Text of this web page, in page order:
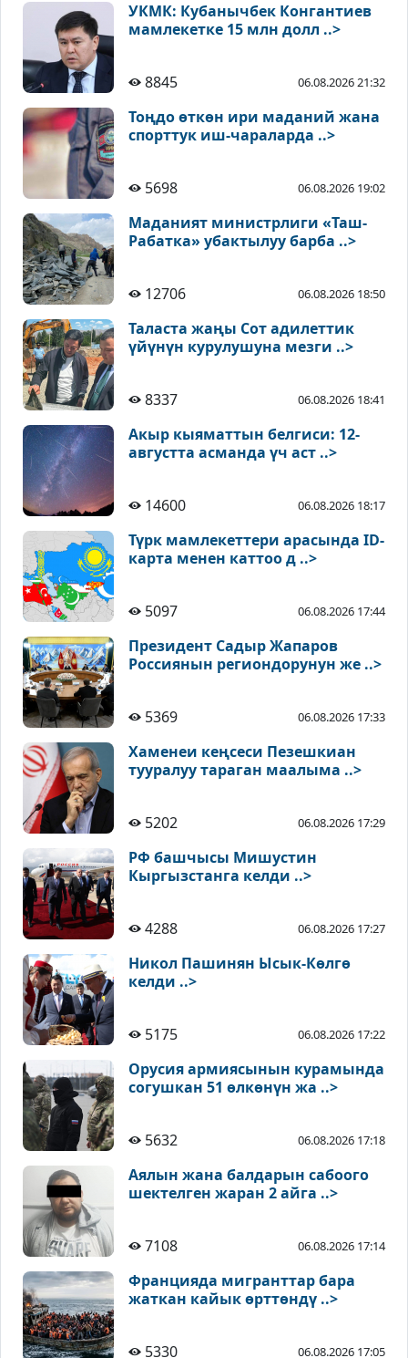
УКМК: Кубанычбек Конгантиев
мамлекетке 15 млн долл ..>
8845 06.08.2026 21:32
Тоңдо өткөн ири маданий жана
спорттук иш-чараларда ..>
5698 06.08.2026 19:02
Маданият министрлиги «Таш-
Рабатка» убактылуу барба ..>
12706 06.08.2026 18:50
Таласта жаңы Сот адилеттик
үйүнүн курулушуна мезги ..>
8337 06.08.2026 18:41
Акыр кыяматтын белгиси: 12-
августта асманда үч аст ..>
14600 06.08.2026 18:17
Түрк мамлекеттери арасында ID-
карта менен каттоо д ..>
5097 06.08.2026 17:44
Президент Садыр Жапаров
Россиянын региондорунун же ..>
5369 06.08.2026 17:33
Хаменеи кеңсеси Пезешкиан
тууралуу тараган маалыма ..>
5202 06.08.2026 17:29
РФ башчысы Мишустин
Кыргызстанга келди ..>
4288 06.08.2026 17:27
Никол Пашинян Ысык-Көлгө
келди ..>
5175 06.08.2026 17:22
Орусия армиясынын курамында
согушкан 51 өлкөнүн жа ..>
5632 06.08.2026 17:18
Аялын жана балдарын сабоого
шектелген жаран 2 айга ..>
7108 06.08.2026 17:14
Францияда мигранттар бара
жаткан кайык өрттөндү ..>
5330 06.08.2026 17:05